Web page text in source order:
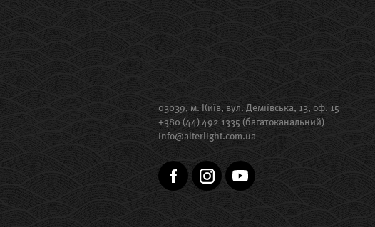
03039, м. Київ, вул. Деміївська, 13, оф. 15
+380 (44) 492 1335 (багатоканальний)
info@alterlight.com.ua